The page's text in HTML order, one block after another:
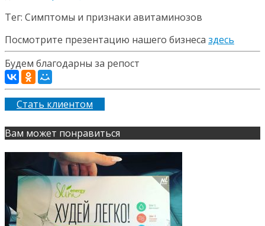
Тег: Симптомы и признаки авитаминозов
Посмотрите презентацию нашего бизнеса здесь
Будем благодарны за репост
Стать клиентом
Вам может понравиться